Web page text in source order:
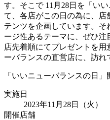
す。そこで 11月28日を「い
て、各店がこの日の為に、
テンツを企画しています。
ージ性あるテーマに、ぜひ
店先着順にてプレゼントを用
ーバランスの直営店に、訪れ
「いいニューバランスの日」
実施日
2023年11月28日（火）
開催店舗